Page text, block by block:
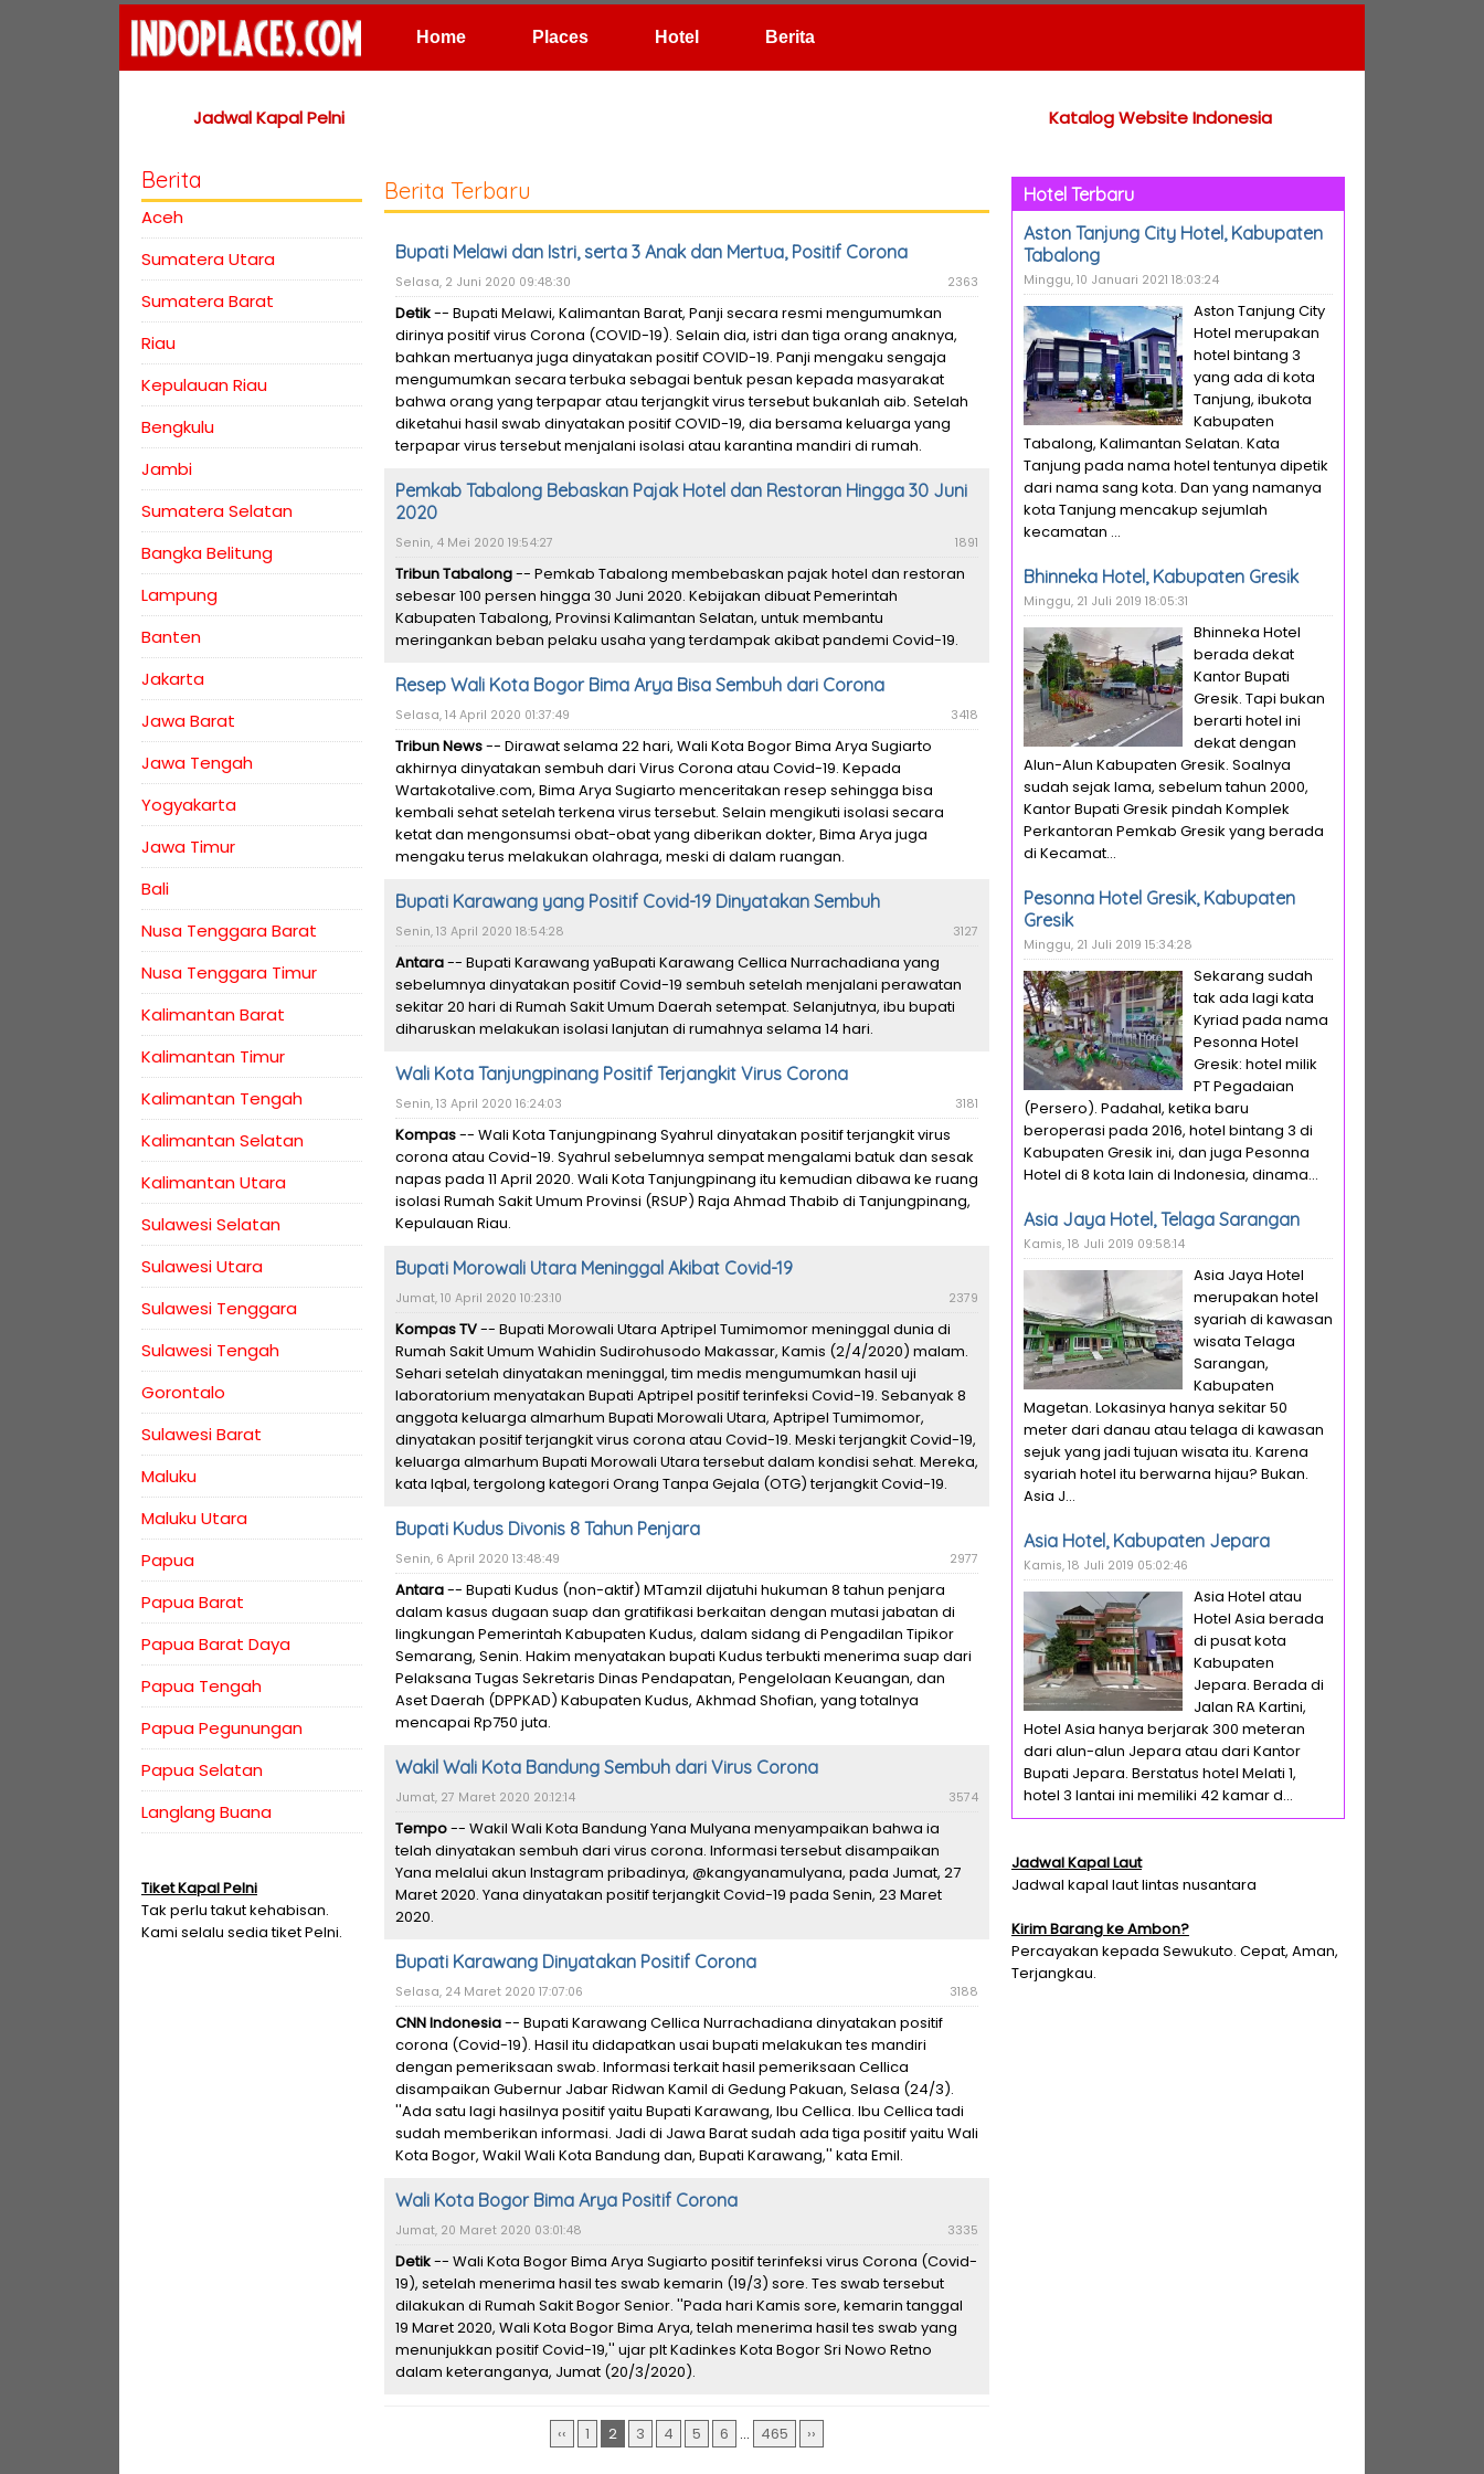
Home Places Hotel Berita
Jadwal Kapal Pelni Katalog Website Indonesia
Berita
Aceh
Sumatera Utara
Sumatera Barat
Riau
Kepulauan Riau
Bengkulu
Jambi
Sumatera Selatan
Bangka Belitung
Lampung
Banten
Jakarta
Jawa Barat
Jawa Tengah
Yogyakarta
Jawa Timur
Bali
Nusa Tenggara Barat
Nusa Tenggara Timur
Kalimantan Barat
Kalimantan Timur
Kalimantan Tengah
Kalimantan Selatan
Kalimantan Utara
Sulawesi Selatan
Sulawesi Utara
Sulawesi Tenggara
Sulawesi Tengah
Gorontalo
Sulawesi Barat
Maluku
Maluku Utara
Papua
Papua Barat
Papua Barat Daya
Papua Tengah
Papua Pegunungan
Papua Selatan
Langlang Buana
Tiket Kapal Pelni
Tak perlu takut kehabisan.
Kami selalu sedia tiket Pelni.
Berita Terbaru
Bupati Melawi dan Istri, serta 3 Anak dan Mertua, Positif Corona
Selasa, 2 Juni 2020 09:48:30 2363
Detik-- Bupati Melawi, Kalimantan Barat, Panji secara resmi mengumumkan
dirinya positif virus Corona (COVID-19). Selain dia, istri dan tiga orang anaknya,
bahkan mertuanya juga dinyatakan positif COVID-19. Panji mengaku sengaja
mengumumkan secara terbuka sebagai bentuk pesan kepada masyarakat
bahwa orang yang terpapar atau terjangkit virus tersebut bukanlah aib. Setelah
diketahui hasil swab dinyatakan positif COVID-19, dia bersama keluarga yang
terpapar virus tersebut menjalani isolasi atau karantina mandiri di rumah.
Pemkab Tabalong Bebaskan Pajak Hotel dan Restoran Hingga 30 Juni
2020
Senin, 4 Mei 2020 19:54:27 1891
Tribun Tabalong-- Pemkab Tabalong membebaskan pajak hotel dan restoran
sebesar 100 persen hingga 30 Juni 2020. Kebijakan dibuat Pemerintah
Kabupaten Tabalong, Provinsi Kalimantan Selatan, untuk membantu
meringankan beban pelaku usaha yang terdampak akibat pandemi Covid-19.
Resep Wali Kota Bogor Bima Arya Bisa Sembuh dari Corona
Selasa, 14 April 2020 01:37:49 3418
Tribun News-- Dirawat selama 22 hari, Wali Kota Bogor Bima Arya Sugiarto
akhirnya dinyatakan sembuh dari Virus Corona atau Covid-19. Kepada
Wartakotalive.com, Bima Arya Sugiarto menceritakan resep sehingga bisa
kembali sehat setelah terkena virus tersebut. Selain mengikuti isolasi secara
ketat dan mengonsumsi obat-obat yang diberikan dokter, Bima Arya juga
mengaku terus melakukan olahraga, meski di dalam ruangan.
Bupati Karawang yang Positif Covid-19 Dinyatakan Sembuh
Senin, 13 April 2020 18:54:28 3127
Antara-- Bupati Karawang yaBupati Karawang Cellica Nurrachadiana yang
sebelumnya dinyatakan positif Covid-19 sembuh setelah menjalani perawatan
sekitar 20 hari di Rumah Sakit Umum Daerah setempat. Selanjutnya, ibu bupati
diharuskan melakukan isolasi lanjutan di rumahnya selama 14 hari.
Wali Kota Tanjungpinang Positif Terjangkit Virus Corona
Senin, 13 April 2020 16:24:03 3181
Kompas-- Wali Kota Tanjungpinang Syahrul dinyatakan positif terjangkit virus
corona atau Covid-19. Syahrul sebelumnya sempat mengalami batuk dan sesak
napas pada 11 April 2020. Wali Kota Tanjungpinang itu kemudian dibawa ke ruang
isolasi Rumah Sakit Umum Provinsi (RSUP) Raja Ahmad Thabib di Tanjungpinang,
Kepulauan Riau.
Bupati Morowali Utara Meninggal Akibat Covid-19
Jumat, 10 April 2020 10:23:10 2379
Kompas TV-- Bupati Morowali Utara Aptripel Tumimomor meninggal dunia di
Rumah Sakit Umum Wahidin Sudirohusodo Makassar, Kamis (2/4/2020) malam.
Sehari setelah dinyatakan meninggal, tim medis mengumumkan hasil uji
laboratorium menyatakan Bupati Aptripel positif terinfeksi Covid-19. Sebanyak 8
anggota keluarga almarhum Bupati Morowali Utara, Aptripel Tumimomor,
dinyatakan positif terjangkit virus corona atau Covid-19. Meski terjangkit Covid-19,
keluarga almarhum Bupati Morowali Utara tersebut dalam kondisi sehat. Mereka,
kata Iqbal, tergolong kategori Orang Tanpa Gejala (OTG) terjangkit Covid-19.
Bupati Kudus Divonis 8 Tahun Penjara
Senin, 6 April 2020 13:48:49 2977
Antara-- Bupati Kudus (non-aktif) MTamzil dijatuhi hukuman 8 tahun penjara
dalam kasus dugaan suap dan gratifikasi berkaitan dengan mutasi jabatan di
lingkungan Pemerintah Kabupaten Kudus, dalam sidang di Pengadilan Tipikor
Semarang, Senin. Hakim menyatakan bupati Kudus terbukti menerima suap dari
Pelaksana Tugas Sekretaris Dinas Pendapatan, Pengelolaan Keuangan, dan
Aset Daerah (DPPKAD) Kabupaten Kudus, Akhmad Shofian, yang totalnya
mencapai Rp750 juta.
Wakil Wali Kota Bandung Sembuh dari Virus Corona
Jumat, 27 Maret 2020 20:12:14 3574
Tempo-- Wakil Wali Kota Bandung Yana Mulyana menyampaikan bahwa ia
telah dinyatakan sembuh dari virus corona. Informasi tersebut disampaikan
Yana melalui akun Instagram pribadinya, @kangyanamulyana, pada Jumat, 27
Maret 2020. Yana dinyatakan positif terjangkit Covid-19 pada Senin, 23 Maret
2020.
Bupati Karawang Dinyatakan Positif Corona
Selasa, 24 Maret 2020 17:07:06 3188
CNN Indonesia-- Bupati Karawang Cellica Nurrachadiana dinyatakan positif
corona (Covid-19). Hasil itu didapatkan usai bupati melakukan tes mandiri
dengan pemeriksaan swab. Informasi terkait hasil pemeriksaan Cellica
disampaikan Gubernur Jabar Ridwan Kamil di Gedung Pakuan, Selasa (24/3).
''Ada satu lagi hasilnya positif yaitu Bupati Karawang, Ibu Cellica. Ibu Cellica tadi
sudah memberikan informasi. Jadi di Jawa Barat sudah ada tiga positif yaitu Wali
Kota Bogor, Wakil Wali Kota Bandung dan, Bupati Karawang,'' kata Emil.
Wali Kota Bogor Bima Arya Positif Corona
Jumat, 20 Maret 2020 03:01:48 3335
Detik-- Wali Kota Bogor Bima Arya Sugiarto positif terinfeksi virus Corona (Covid-
19), setelah menerima hasil tes swab kemarin (19/3) sore. Tes swab tersebut
dilakukan di Rumah Sakit Bogor Senior. ''Pada hari Kamis sore, kemarin tanggal
19 Maret 2020, Wali Kota Bogor Bima Arya, telah menerima hasil tes swab yang
menunjukkan positif Covid-19,'' ujar plt Kadinkes Kota Bogor Sri Nowo Retno
dalam keteranganya, Jumat (20/3/2020).
‹‹ 1 2 3 4 5 6 ... 465 ››
Hotel Terbaru
Aston Tanjung City Hotel, Kabupaten
Tabalong
Minggu, 10 Januari 2021 18:03:24
Aston Tanjung City
Hotel merupakan
hotel bintang 3
yang ada di kota
Tanjung, ibukota
Kabupaten
Tabalong, Kalimantan Selatan. Kata
Tanjung pada nama hotel tentunya dipetik
dari nama sang kota. Dan yang namanya
kota Tanjung mencakup sejumlah
kecamatan ...
Bhinneka Hotel, Kabupaten Gresik
Minggu, 21 Juli 2019 18:05:31
Bhinneka Hotel
berada dekat
Kantor Bupati
Gresik. Tapi bukan
berarti hotel ini
dekat dengan
Alun-Alun Kabupaten Gresik. Soalnya
sudah sejak lama, sebelum tahun 2000,
Kantor Bupati Gresik pindah Komplek
Perkantoran Pemkab Gresik yang berada
di Kecamat...
Pesonna Hotel Gresik, Kabupaten
Gresik
Minggu, 21 Juli 2019 15:34:28
Sekarang sudah
tak ada lagi kata
Kyriad pada nama
Pesonna Hotel
Gresik: hotel milik
PT Pegadaian
(Persero). Padahal, ketika baru
beroperasi pada 2016, hotel bintang 3 di
Kabupaten Gresik ini, dan juga Pesonna
Hotel di 8 kota lain di Indonesia, dinama...
Asia Jaya Hotel, Telaga Sarangan
Kamis, 18 Juli 2019 09:58:14
Asia Jaya Hotel
merupakan hotel
syariah di kawasan
wisata Telaga
Sarangan,
Kabupaten
Magetan. Lokasinya hanya sekitar 50
meter dari danau atau telaga di kawasan
sejuk yang jadi tujuan wisata itu. Karena
syariah hotel itu berwarna hijau? Bukan.
Asia J...
Asia Hotel, Kabupaten Jepara
Kamis, 18 Juli 2019 05:02:46
Asia Hotel atau
Hotel Asia berada
di pusat kota
Kabupaten
Jepara. Berada di
Jalan RA Kartini,
Hotel Asia hanya berjarak 300 meteran
dari alun-alun Jepara atau dari Kantor
Bupati Jepara. Berstatus hotel Melati 1,
hotel 3 lantai ini memiliki 42 kamar d...
Jadwal Kapal Laut
Jadwal kapal laut lintas nusantara
Kirim Barang ke Ambon?
Percayakan kepada Sewukuto. Cepat, Aman,
Terjangkau.